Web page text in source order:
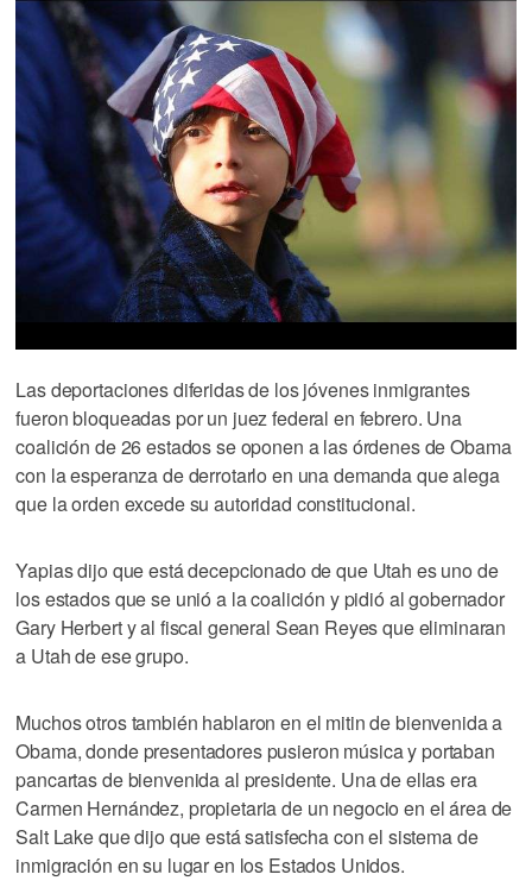
Las deportaciones diferidas de los jóvenes inmigrantes
fueron bloqueadas por un juez federal en febrero. Una
coalición de 26 estados se oponen a las órdenes de Obama
con la esperanza de derrotarlo en una demanda que alega
que la orden excede su autoridad constitucional.
Yapias dijo que está decepcionado de que Utah es uno de
los estados que se unió a la coalición y pidió al gobernador
Gary Herbert y al fiscal general Sean Reyes que eliminaran
a Utah de ese grupo.
Muchos otros también hablaron en el mitin de bienvenida a
Obama, donde presentadores pusieron música y portaban
pancartas de bienvenida al presidente. Una de ellas era
Carmen Hernández, propietaria de un negocio en el área de
Salt Lake que dijo que está satisfecha con el sistema de
inmigración en su lugar en los Estados Unidos.